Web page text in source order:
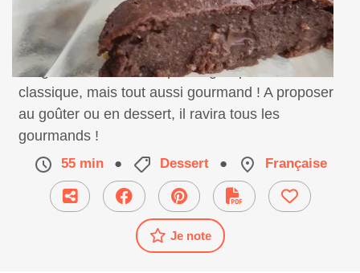
Un gâteau au chocolat plus léger que la version
classique, mais tout aussi gourmand ! A proposer
au goûter ou en dessert, il ravira tous les
gourmands !
55 min ● Dessert ● Française
Je note